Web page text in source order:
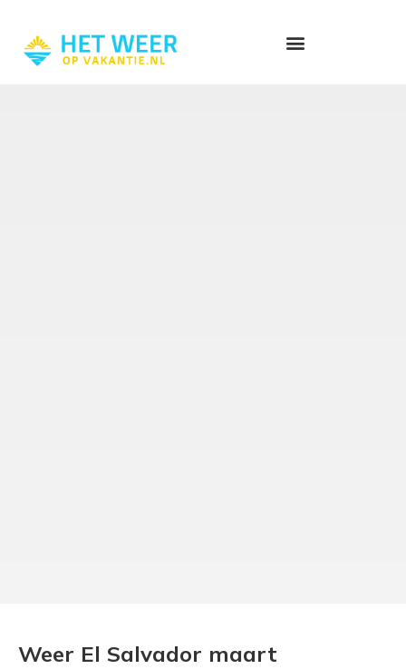
Weer El Salvador maart